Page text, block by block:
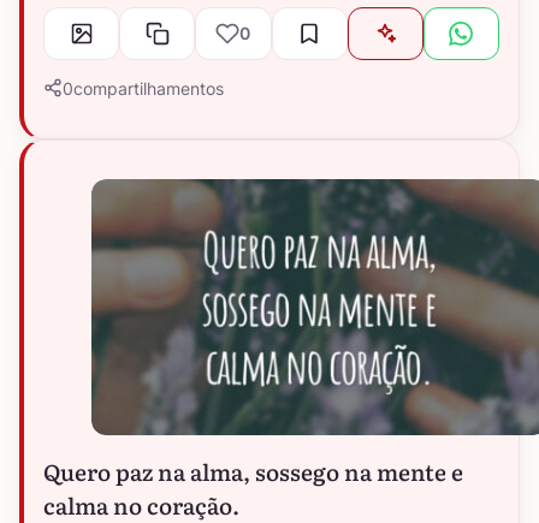
0
0compartilhamentos
Quero paz na alma, sossego na mente e
calma no coração.